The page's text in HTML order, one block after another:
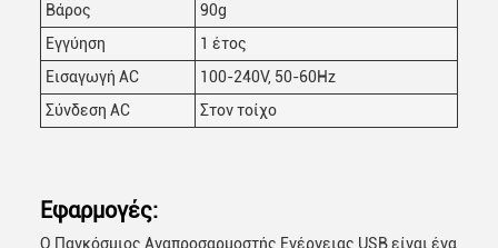
Βάρος
90g
Εγγύηση
1 έτος
Εισαγωγή AC
100-240V, 50-60Hz
Σύνδεση AC
Στον τοίχο
Εφαρμογές:
Ο Παγκόσμιος Αναπροσαρμοστής Ενέργειας USB είναι ένα